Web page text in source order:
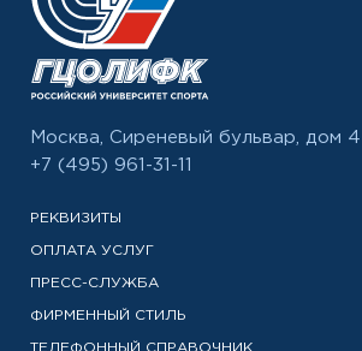
Москва, Сиреневый бульвар, дом 4
+7 (495) 961-31-11
РЕКВИЗИТЫ
ОПЛАТА УСЛУГ
ПРЕСС-СЛУЖБА
ФИРМЕННЫЙ СТИЛЬ
ТЕЛЕФОННЫЙ СПРАВОЧНИК